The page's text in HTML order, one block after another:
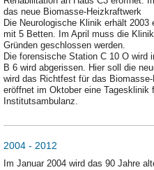
das neue Biomasse-Heizkraftwerk
Die Neurologische Klinik erhält
mit 5 Betten. Im April muss die
Gründen geschlossen werden.
Die forensische Station C 10 O wird
B 6 wird abgerissen. Hier soll die
wird das Richtfest für das
eröffnet im Oktober eine
Institutsambulanz.
2004 - 2012
Im Januar 2004 wird das 90 Jahre